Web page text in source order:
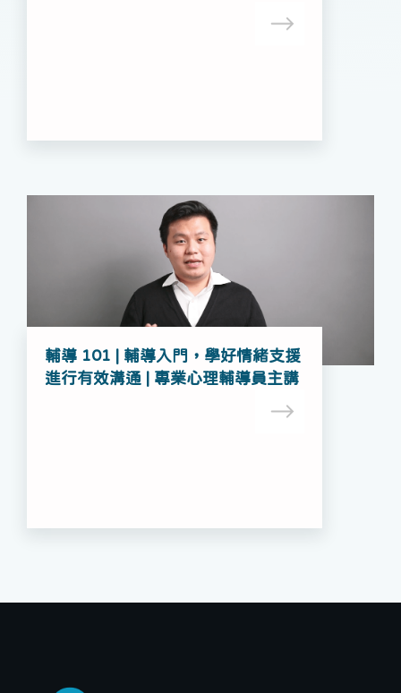
輔導 101 | 輔導入門，學好情緒支援
進行有效溝通 | 專業心理輔導員主講